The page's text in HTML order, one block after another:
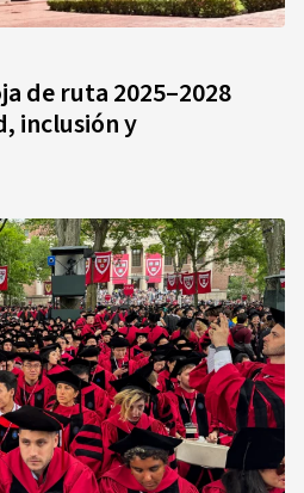
de ruta 2025–2028
inclusión y